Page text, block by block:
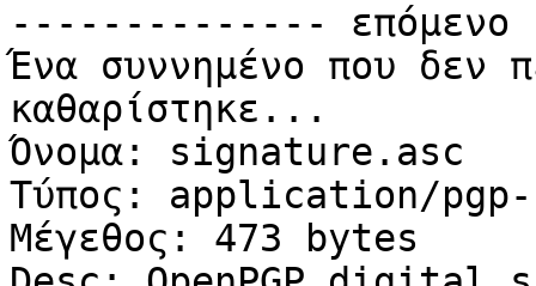
--------------
Ένα συννημένο που δεν
καθαρίστηκε...
Όνομα: signature.asc
Τύπος: application/
Μέγεθος: 473 bytes